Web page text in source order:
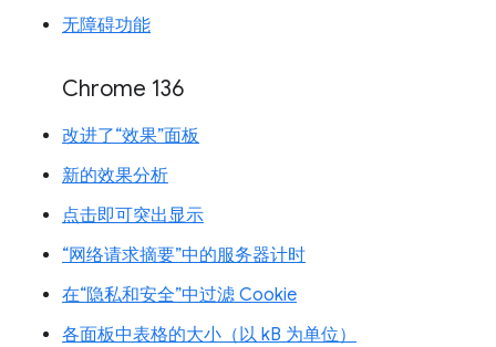
无障碍功能
Chrome 136
改进了“效果”面板
新的效果分析
点击即可突出显示
“网络请求摘要”中的服务器计时
在“隐私和安全”中过滤 Cookie
各面板中表格的大小（以 kB 为单位）